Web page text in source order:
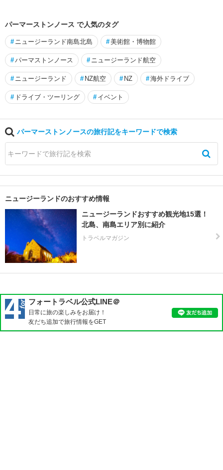
ロ
マ
ン
デ
ル
・
タ
ン
ロ
ル
半
ス
チ
ワ
ー
ト
パーマーストンノース で人気のタグ
# ニュージーランド南島北島 #美術館・博物館
#パーマストンノース # ニュージーランド航空
# ニュージーランド # NZ航空 # NZ #海外ドライブ
# ドライブ・ツーリング # イベント
パーマーストンノースの旅行記をキーワードで検索
ニュージーランドのおすすめ情報
ニュージーランドおすすめ観光地15選！
北島、南島エリア別に紹介
トラベルマガジン
フォートラベル公式LINE＠
日常に旅の楽しみをお届け！
友だち追加で旅行情報をGET